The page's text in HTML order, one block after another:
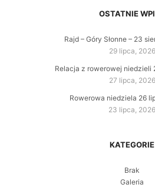
OSTATNIE
Rajd – Góry Słonne – 23
29 lipca, 2026
Relacja z rowerowej niedzieli
27 lipca, 2026
Rowerowa niedziela 26
23 lipca, 2026
KATEGORIE
Brak
Galeria